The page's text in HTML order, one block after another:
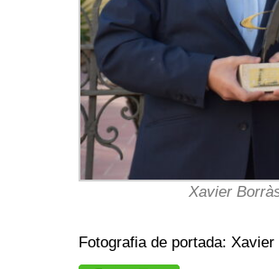
Xavier
Fotografia de portada: